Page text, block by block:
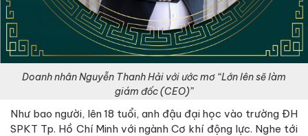
Doanh nhân Nguyễn Thanh Hải với ước mơ “Lớn lên sẽ làm
giám đốc (CEO)”
Như bao người, lên 18 tuổi, anh đậu đại học vào trường ĐH
SPKT Tp. Hồ Chí Minh với ngành Cơ khí động lực. Nghe tới